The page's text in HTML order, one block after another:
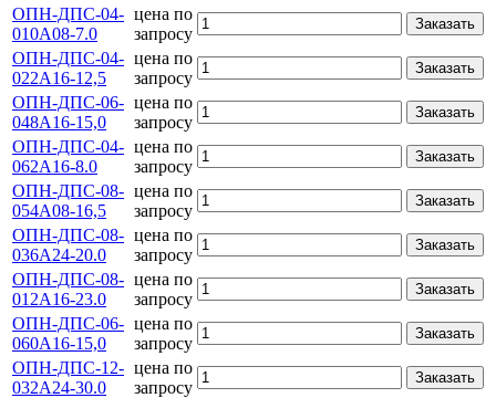
ОПН-ДПС-04-
010А08-7.0
цена по
запросу
Заказать
ОПН-ДПС-04-
022А16-12,5
цена по
запросу
Заказать
ОПН-ДПС-06-
048А16-15,0
цена по
запросу
Заказать
ОПН-ДПС-04-
062А16-8.0
цена по
запросу
Заказать
ОПН-ДПС-08-
054А08-16,5
цена по
запросу
Заказать
ОПН-ДПС-08-
036А24-20.0
цена по
запросу
Заказать
ОПН-ДПС-08-
012А16-23.0
цена по
запросу
Заказать
ОПН-ДПС-06-
060А16-15,0
цена по
запросу
Заказать
ОПН-ДПС-12-
032А24-30.0
цена по
запросу
Заказать